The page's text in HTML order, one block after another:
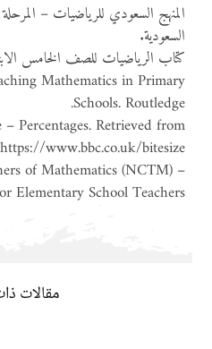
المنهج السعودي للرياضيات – المرحلة
السعودية.
كتاب الرياضيات للصف الخامس
Mathematics in Primary
Schools. Routledge.
Percentages. Retrieved from
https://www.bbc.co.uk/bitesize
of Mathematics (NCTM) –
Elementary School Teachers.
مقالات